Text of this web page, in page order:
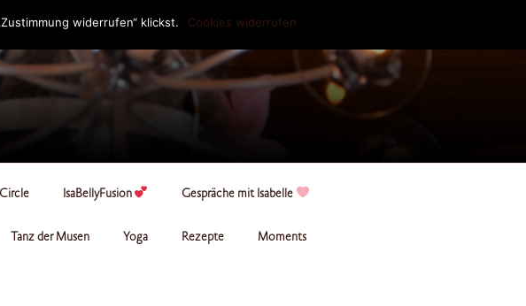
IsaBellyFusion Gespräche mit Isabelle
Tanz der Musen Yoga Rezepte Moments
widerrufen“ klickst. Cookies widerrufen